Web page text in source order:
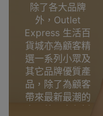
除了各大品牌
外，Outlet
Express 生活百
貨城亦為顧客精
選一系列小眾及
其它品牌優質產
品，除了為顧客
帶來最新最潮的
產品外，亦包括